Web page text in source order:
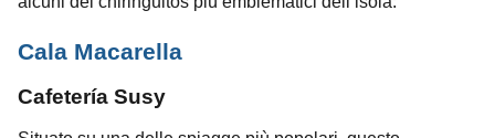
Cala Macarella
Cafetería Susy